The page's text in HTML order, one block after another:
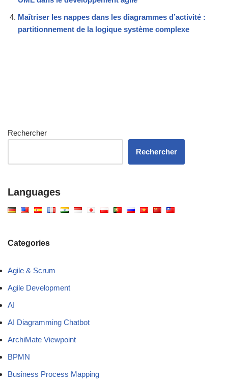
Maîtriser les nappes dans les diagrammes d’activité :
partitionnement de la logique système complexe
Rechercher
Rechercher
Languages
Categories
Agile & Scrum
Agile Development
AI
AI Diagramming Chatbot
ArchiMate Viewpoint
BPMN
Business Process Mapping